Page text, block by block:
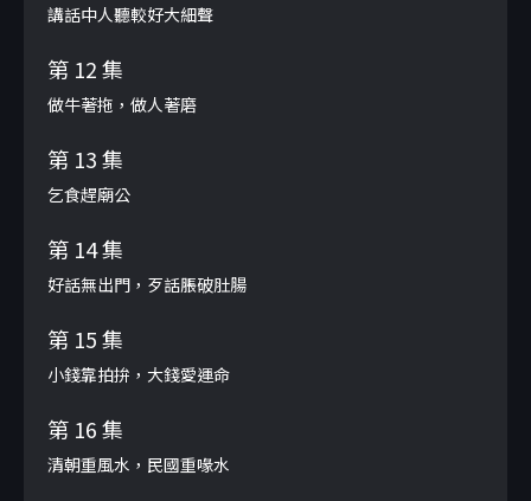
講話中人聽較好大細聲
第 12 集
做牛著拖，做人著磨
第 13 集
乞食趕廟公
第 14 集
好話無出門，歹話脹破肚腸
第 15 集
小錢靠拍拚，大錢愛運命
第 16 集
清朝重風水，民國重喙水